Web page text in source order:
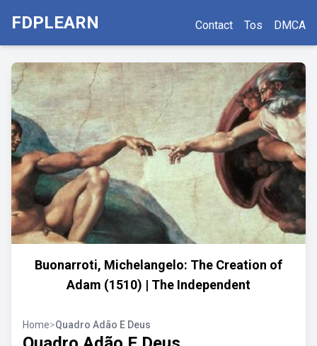
FDPLEARN Contact Tos DMCA
Buonarroti, Michelangelo: The Creation of
Adam (1510) | The Independent
Home>Quadro Adão E Deus